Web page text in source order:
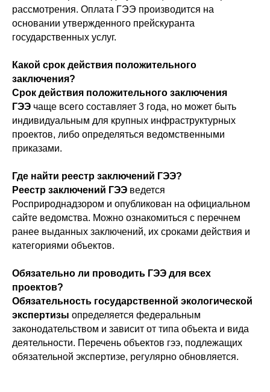
рассмотрения. Оплата ГЭЭ производится на
основании утвержденного прейскуранта
государственных услуг.
Какой срок действия положительного
заключения?
Срок действия положительного заключения
ГЭЭ чаще всего составляет 3 года, но может быть
индивидуальным для крупных инфраструктурных
проектов, либо определяться ведомственными
приказами.
Где найти реестр заключений ГЭЭ?
Реестр заключений ГЭЭ ведется
Росприроднадзором и опубликован на официальном
сайте ведомства. Можно ознакомиться с перечнем
ранее выданных заключений, их сроками действия и
категориями объектов.
Обязательно ли проводить ГЭЭ для всех
проектов?
Обязательность государственной экологической
экспертизы определяется федеральным
законодательством и зависит от типа объекта и вида
деятельности. Перечень объектов гээ, подлежащих
обязательной экспертизе, регулярно обновляется.